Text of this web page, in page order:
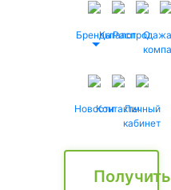
БрендыКаталог
Распродажа
О
НовостиКонтактыЛичный
кабинет
Получить